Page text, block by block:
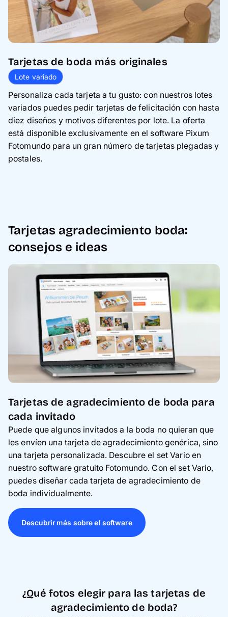
Tarjetas de boda más originales
Lote variado
Personaliza cada tarjeta a tu gusto: con nuestros lotes
variados puedes pedir tarjetas de felicitación con hasta
diez diseños y motivos diferentes por lote. La oferta
está disponible exclusivamente en el software Pixum
Fotomundo para un gran número de tarjetas plegadas y
postales.
Tarjetas agradecimiento boda:
consejos e ideas
Tarjetas de agradecimiento de boda para
cada invitado
Puede que algunos invitados a la boda no quieran que
les envíen una tarjeta de agradecimiento genérica, sino
una tarjeta personalizada. Descubre el set Vario en
nuestro software gratuito Fotomundo. Con el set Vario,
puedes diseñar cada tarjeta de agradecimiento de
boda individualmente.
Descubrir más sobre el software
¿Qué fotos elegir para las tarjetas de
agradecimiento de boda?